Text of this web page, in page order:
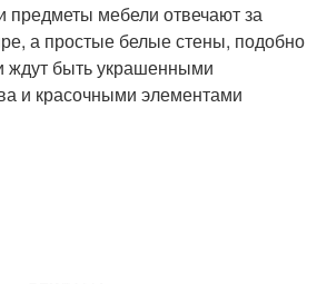
мебели отвечают за
а простые белые стены, подобно
ждут быть украшенными
и красочными элементами